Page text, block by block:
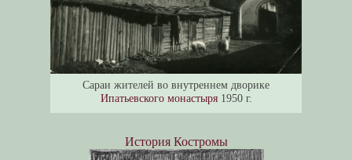
Сараи жителей во внутреннем дворике
Ипатьевского монастыря1950 г.
История Костромы